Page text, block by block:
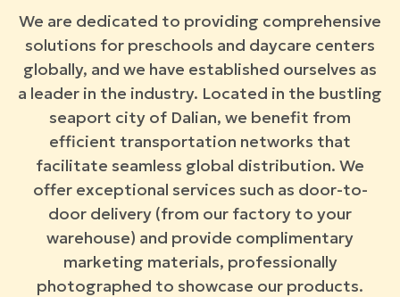
We are dedicated to providing comprehensive
solutions for preschools and daycare centers
globally, and we have established ourselves as
a leader in the industry. Located in the bustling
seaport city of Dalian, we benefit from
efficient transportation networks that
facilitate seamless global distribution. We
offer exceptional services such as door-to-
door delivery (from our factory to your
warehouse) and provide complimentary
marketing materials, professionally
photographed to showcase our products.